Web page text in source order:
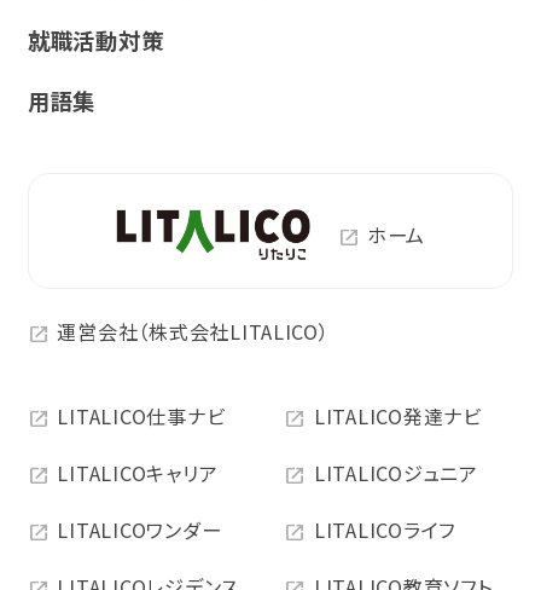
就職活動対策
用語集
ホーム
運営会社（株式会社LITALICO）
LITALICO仕事ナビ
LITALICO発達ナビ
LITALICOキャリア
LITALICOジュニア
LITALICOワンダー
LITALICOライフ